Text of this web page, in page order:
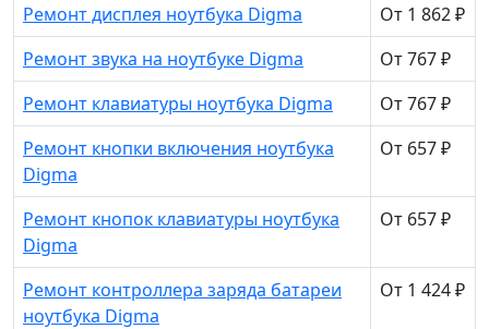
Ремонт дисплея ноутбука Digma
От 1 862 ₽
Ремонт звука на ноутбуке Digma
От 767 ₽
Ремонт клавиатуры ноутбука Digma
От 767 ₽
Ремонт кнопки включения ноутбука
Digma
От 657 ₽
Ремонт кнопок клавиатуры ноутбука
Digma
От 657 ₽
Ремонт контроллера заряда батареи
ноутбука Digma
От 1 424 ₽